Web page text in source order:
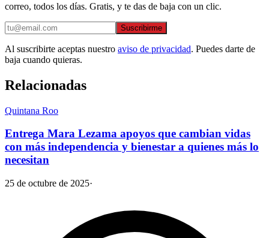
correo, todos los días. Gratis, y te das de baja con un clic.
Suscribirme
Al suscribirte aceptas nuestro aviso de privacidad. Puedes darte de
baja cuando quieras.
Relacionadas
Quintana Roo
Entrega Mara Lezama apoyos que cambian vidas
con más independencia y bienestar a quienes más lo
necesitan
25 de octubre de 2025·